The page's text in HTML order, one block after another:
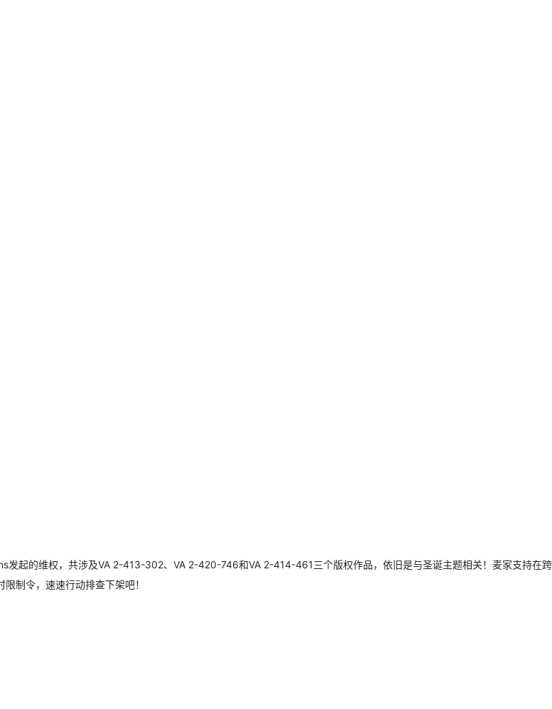
发起的维权，共涉及VA 2-413-302、VA 2-420-746和VA 2-414-461三个版权作品，依旧是与圣诞主题相关！麦家支持在跨
制令，速速行动排查下架吧！